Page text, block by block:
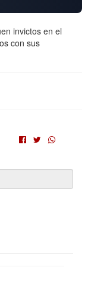
invictos en el
con sus